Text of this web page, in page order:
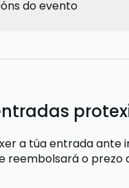
do evento
a túa entrada ante
reembolsará o prezo